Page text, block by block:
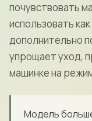
почувствовать
использовать
дополнительно
упрощает уход,
машинке на
Модель